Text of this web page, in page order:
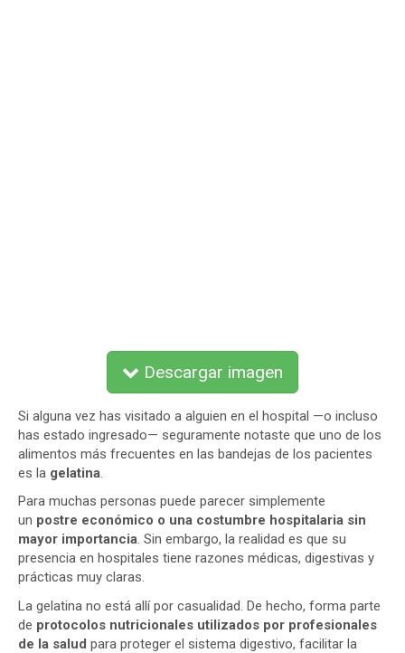
Descargar imagen
Si alguna vez has visitado a alguien en el hospital —o incluso
has estado ingresado— seguramente notaste que uno de los
alimentos más frecuentes en las bandejas de los pacientes
es la gelatina
Para muchas personas puede parecer simplemente
un postre económico o una costumbre hospitalaria sin
mayor importancia. Sin embargo, la realidad es que su
presencia en hospitales tiene razones médicas, digestivas y
prácticas muy claras.
La gelatina no está allí por casualidad. De hecho, forma parte
de protocolos nutricionales utilizados por profesionales
de la salud para proteger el sistema digestivo, facilitar la